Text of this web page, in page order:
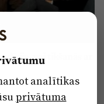
vai tikšanās ar
analītikas
privātuma